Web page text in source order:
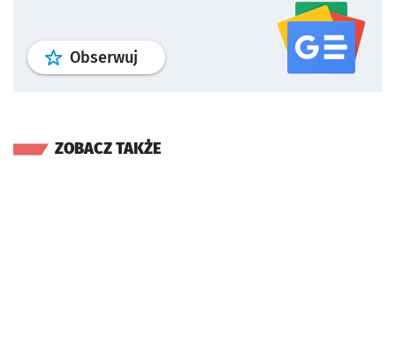
Obserwuj profil serwisu
ZOBACZ TAKŻE